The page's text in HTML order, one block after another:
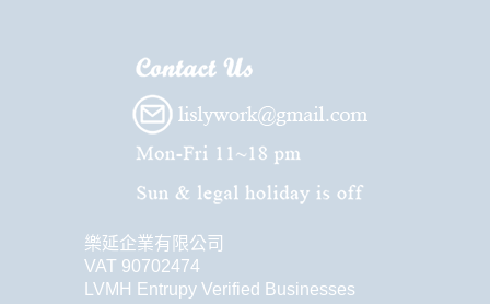
樂延企業有限公司
VAT 90702474
LVMH Entrupy Verified Businesses